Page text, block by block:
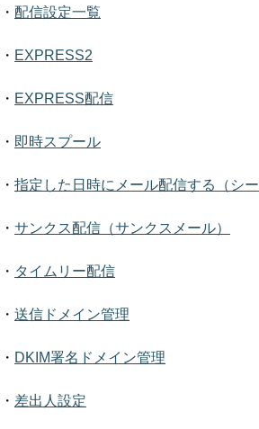
・ 配信設定一覧
・ EXPRESS2
・ EXPRESS配信
・ 即時スプール
・ 指定した日時にメール配信する（シー
・ サンクス配信（サンクスメール）
・ タイムリー配信
・ 送信ドメイン管理
・ DKIM署名ドメイン管理
・ 差出人設定